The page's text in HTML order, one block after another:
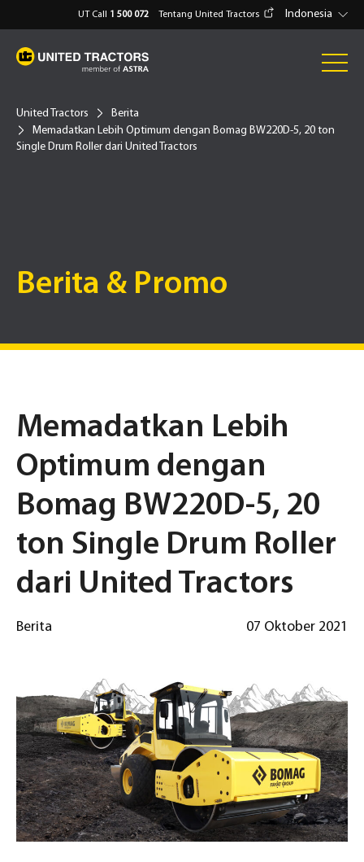
UT Call 1 500 072 Tentang United Tractors Indonesia
United Tractors
Berita
Memadatkan Lebih Optimum dengan Bomag BW220D-5, 20 ton
Single Drum Roller dari United Tractors
Berita & Promo
Memadatkan Lebih
Optimum dengan
Bomag BW220D-5, 20
ton Single Drum Roller
dari United Tractors
Berita 07 Oktober 2021